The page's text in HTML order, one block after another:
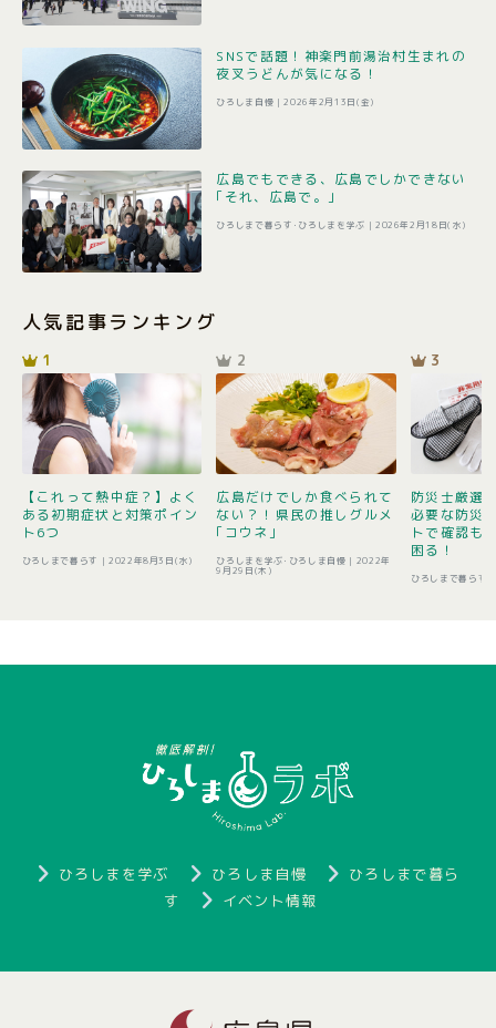
SNSで話題！神楽門前湯治村生まれの
夜叉うどんが気になる！
ひろしま自慢 |2026年2月13日(金)
広島でもできる、広島でしかできない
｢それ、広島で。｣
ひろしまで暮らす･ひろしまを学ぶ | 2026年2月18日(水)
人気記事ランキング
1
【これって熱中症？】よく
ある初期症状と対策ポイン
ト6つ
ひろしまで暮らす | 2022年8月3日(水)
2
広島だけでしか食べられて
ない？！県民の推しグルメ
｢コウネ｣
ひろしまを学ぶ･ひろしま自慢 | 2022年
9月29日(木)
3
防災士厳選
必要な防災
トで確認も
困る！
ひろしまで暮らす
ひろしまを学ぶ ひろしま自慢
ひろしまで暮ら
す
イベント情報